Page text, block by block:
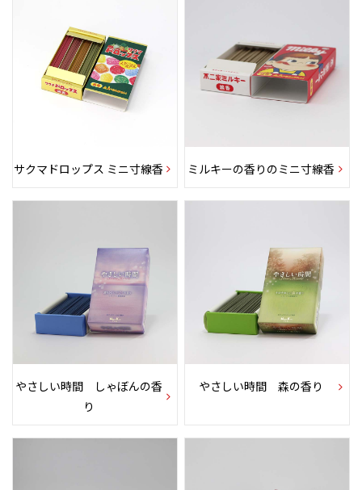
サクマドロップス ミニ寸線香 ミルキーの香りのミニ寸線香
やさしい時間 しゃぼんの香
り
やさしい時間 森の香り